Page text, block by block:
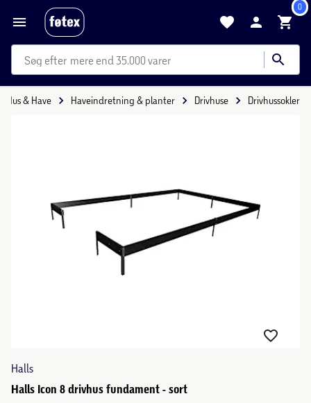
0
mere end 35.000 varer
Hus & Have Haveindretning & planter Drivhuse Drivhussokler
Halls
Halls Icon 8 drivhus fundament - sort